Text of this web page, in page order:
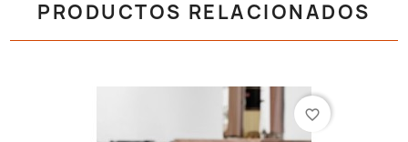
PRODUCTOS RELACIONADOS
favorite_border